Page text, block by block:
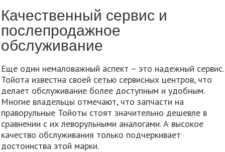
Качественный сервис и
послепродажное
обслуживание
Еще один немаловажный аспект – это надежный сервис.
Тойота известна своей сетью сервисных центров, что
делает обслуживание более доступным и удобным.
Многие владельцы отмечают, что запчасти на
праворульные Тойоты стоят значительно дешевле в
сравнении с их леворульными аналогами. А высокое
качество обслуживания только подчеркивает
достоинства этой марки.